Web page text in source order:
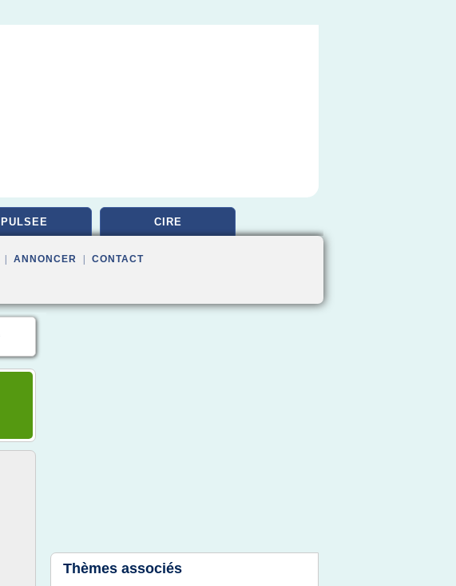
PULSEE CIRE
ANNONCER CONTACT
Thèmes associés